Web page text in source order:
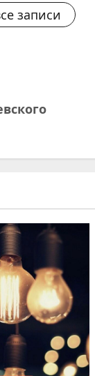
записи